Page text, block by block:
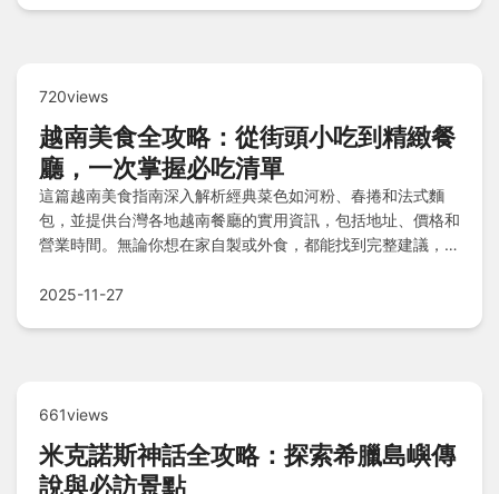
720views
越南美食全攻略：從街頭小吃到精緻餐
廳，一次掌握必吃清單
這篇越南美食指南深入解析經典菜色如河粉、春捲和法式麵
包，並提供台灣各地越南餐廳的實用資訊，包括地址、價格和
營業時間。無論你想在家自製或外食，都能找到完整建議，解
2025-11-27
661views
米克諾斯神話全攻略：探索希臘島嶼傳
說與必訪景點